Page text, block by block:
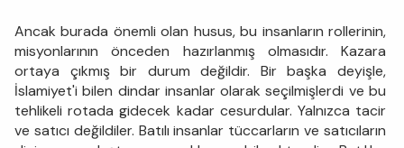
Ancak burada önemli olan husus, bu insanların rollerinin,
misyonlarının önceden hazırlanmış olmasıdır. Kazara
ortaya çıkmış bir durum değildir. Bir başka deyişle,
İslamiyet'i bilen dindar insanlar olarak seçilmişlerdi ve bu
tehlikeli rotada gidecek kadar cesurdular. Yalnızca tacir
ve satıcı değildiler. Batılı insanlar tüccarların ve satıcıların